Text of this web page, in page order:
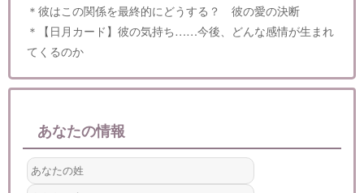
＊彼はこの関係を最終的にどうする？ 彼の愛の決断
＊【日月カード】彼の気持ち……今後、どんな感情が生まれ
てくるのか
あなたの情報